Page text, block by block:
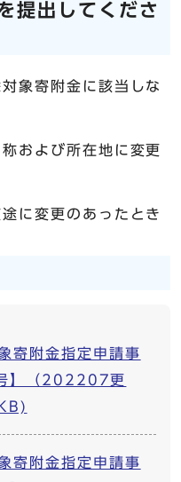
提出してくださ
象寄附金に該当しな
および所在地に変更
に変更のあったとき
寄附金指定申請事
】（202207更
寄附金指定申請事